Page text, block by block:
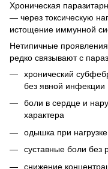
Хроническая
— через токсическую
истощение иммунной
Нетипичные
редко связывают с
хронический
без явной инфекции
боли в сердце и
характера
одышка при нагрузке
суставные боли без
снижение